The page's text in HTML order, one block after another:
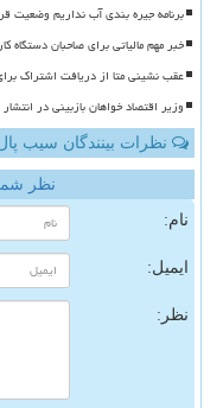
برنامه جیره بندی آب نداریم وضعیت
خبر مهم مالیاتی برای صاحبان دستگاه
عقب نشینی متا از دریافت اشتراک
وزیر اقتصاد خواهان بازبینی در
نظرات بینندگان سیب
نظر
نام:
ایمیل:
نظر: